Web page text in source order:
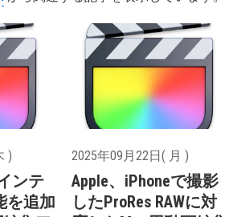
)
ンテ
を追加
2025年09月22日( 月 )
Apple、iPhoneで撮影
したProRes RAWに対